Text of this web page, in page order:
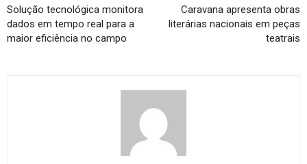
Solução tecnológica monitora
dados em tempo real para a
maior eficiência no campo
Caravana apresenta obras
literárias nacionais em peças
teatrais